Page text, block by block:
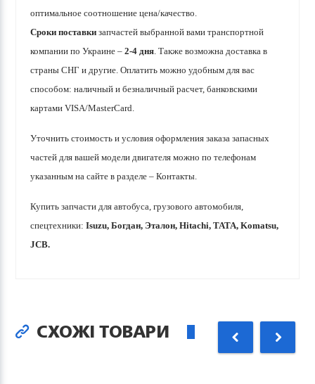
оптимальное соотношение цена/качество.
Сроки поставки запчастей выбранной вами транспортной
компании по Украине –2-4 дня. Также возможна доставка в
страны СНГ и другие. Оплатить можно удобным для вас
способом: наличный и безналичный расчет, банковскими
картами VISA/MasterCard.
Уточнить стоимость и условия оформления заказа запасных
частей для вашей модели двигателя можно по телефонам
указанным на сайте в разделе – Контакты.
Купить запчасти для автобуса, грузового автомобиля,
спецтехники:Isuzu, Богдан, Эталон, Hitachi, ТАТА, Komatsu,
JCB.
СХОЖІ ТОВАРИ